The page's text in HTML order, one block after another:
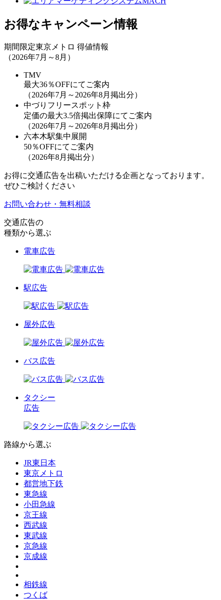
お得なキャンペーン情報
期間限定東京メトロ 得値情報
（2026年7月～8月）
TMV
最大36％OFFにてご案内
（2026年7月～2026年8月掲出分）
中づりフリースポット枠
定価の最大3.5倍掲出保障にてご案内
（2026年7月～2026年8月掲出分）
六本木駅集中展開
50％OFFにてご案内
（2026年8月掲出分）
お得に交通広告を出稿いただける企画となっております。
ぜひご検討ください
お問い合わせ・無料相談
交通広告の
種類から選ぶ
電車広告
駅広告
屋外広告
バス広告
タクシー
広告
路線から選ぶ
JR東日本
東京メトロ
都営地下鉄
東急線
小田急線
京王線
西武線
東武線
京急線
京成線
相鉄線
つくば